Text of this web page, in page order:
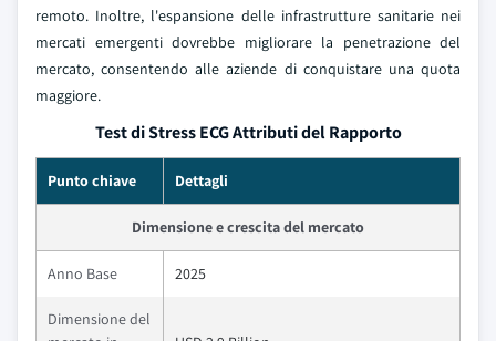
remoto. Inoltre, l'espansione delle infrastrutture sanitarie nei
mercati emergenti dovrebbe migliorare la penetrazione del
mercato, consentendo alle aziende di conquistare una quota
maggiore.
Test di Stress ECG Attributi del Rapporto
Punto chiave Dettagli
Dimensione e crescita del mercato
Anno Base 2025
Dimensione del